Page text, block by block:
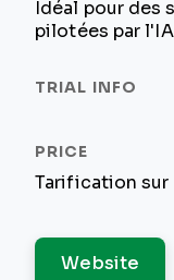
Idéal pour des
pilotées par l'IA
Tarification sur
Website